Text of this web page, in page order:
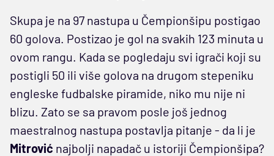
Skupa je na 97 nastupa u Čempionšipu postigao
60 golova. Postizao je gol na svakih 123 minuta u
ovom rangu. Kada se pogledaju svi igrači koji su
postigli 50 ili više golova na drugom stepeniku
engleske fudbalske piramide, niko mu nije ni
blizu. Zato se sa pravom posle još jednog
maestralnog nastupa postavlja pitanje - da li je
Mitrović najbolji napadač u istoriji Čempionšipa?